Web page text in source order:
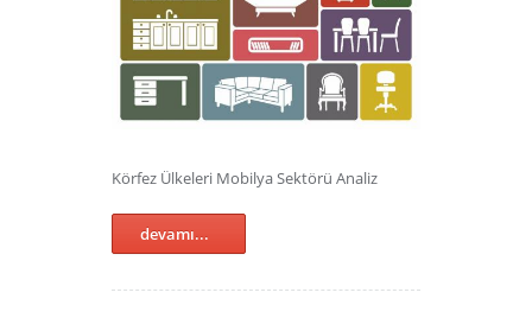
Körfez Ülkeleri Mobilya Sektörü Analiz
devamı...